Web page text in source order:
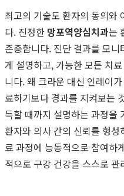
최고의 기술도 환자의 동의와
다. 진정한 망포역양심치과는
존중합니다. 진단 결과를 모
게 설명하고, 가능한 모든 치
니다. 왜 크라운 대신 인레이
료하기보다 경과를 지켜보는
득할 때까지 설명하는 과정을
환자와 의사 간의 신뢰를 형
료 과정에 능동적으로 참여하
적으로 구강 건강을 스스로